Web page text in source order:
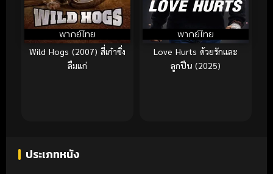
พากย์ไทย
Wild Hogs (2007) สี่เก๋าซิ่ง
ลืมแก่
พากย์ไทย
Love Hurts ด้วยรักและ
ลูกปืน (2025)
ประเภทหนัง